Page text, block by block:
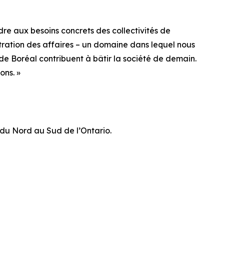
aux besoins concrets des collectivités de
des affaires – un domaine dans lequel nous
Boréal contribuent à bâtir la société de demain.
»
Nord au Sud de l’Ontario.